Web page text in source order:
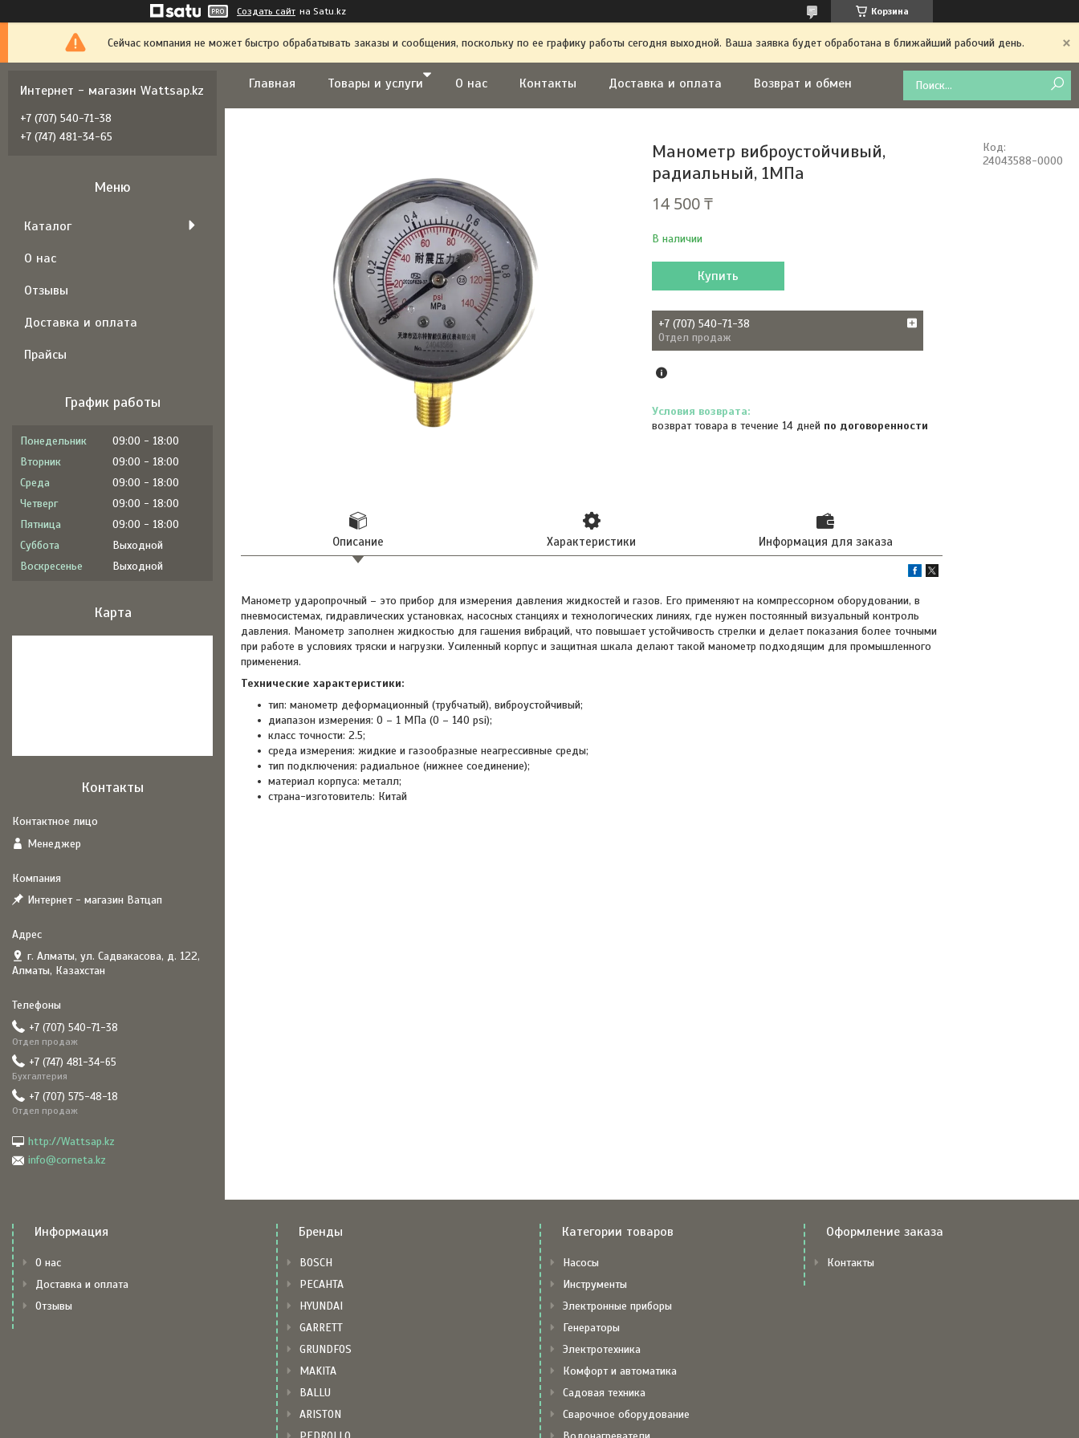
Создать сайт на Satu.kz Корзина
Сейчас компания не может быстро обрабатывать заказы и сообщения, поскольку по ее графику работы сегодня выходной. Ваша заявка будет обработана в ближайший рабочий день.
Главная Товары и услуги О нас Контакты Доставка и оплата Возврат и обмен
Манометр виброустойчивый,
радиальный, 1МПа
14 500 ₸
В наличии
Код:
24043588-0000
Купить
+7 (707) 540-71-38
Отдел продаж
возврат товара в течение 14 дней по договоренности
Описание Характеристики Информация для заказа
Манометр ударопрочный – это прибор для измерения давления жидкостей и газов. Его применяют на компрессорном оборудовании, в
пневмосистемах, гидравлических установках, насосных станциях и технологических линиях, где нужен постоянный визуальный контроль
давления. Манометр заполнен жидкостью для гашения вибраций, что повышает устойчивость стрелки и делает показания более точными
при работе в условиях тряски и нагрузки. Усиленный корпус и защитная шкала делают такой манометр подходящим для промышленного
применения.
Технические характеристики:
тип: манометр деформационный (трубчатый), виброустойчивый;
диапазон измерения: 0 – 1 МПа (0 – 140 psi);
класс точности: 2.5;
среда измерения: жидкие и газообразные неагрессивные среды;
тип подключения: радиальное (нижнее соединение);
материал корпуса: металл;
страна-изготовитель: Китай
Интернет - магазин Wattsap.kz
+7 (707) 540-71-38
+7 (747) 481-34-65
Каталог
О нас
Отзывы
Доставка и оплата
Прайсы
График работы
Понедельник 09:00
18:00
Вторник
09:00
18:00
Среда
09:00
18:00
Четверг
09:00
18:00
Пятница
09:00
18:00
Суббота
Выходной
Воскресенье
Выходной
Карта
Контакты
Менеджер
Интернет - магазин Ватцап
г. Алматы, ул. Садвакасова, д. 122,
Алматы, Казахстан
+7 (707) 540-71-38
Отдел продаж
+7 (747) 481-34-65
Бухгалтерия
+7 (707) 575-48-18
Отдел продаж
http://Wattsap.kz
info@corneta.kz
Информация
О нас
Доставка и оплата
Отзывы
Бренды
BOSCH
РЕСАНТА
HYUNDAI
GARRETT
GRUNDFOS
MAKITA
BALLU
ARISTON
Категории товаров
Насосы
Инструменты
Электронные приборы
Генераторы
Электротехника
Комфорт и автоматика
Садовая техника
Сварочное оборудование
Оформление заказа
Контакты